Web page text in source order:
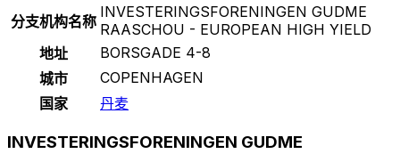
分支机构名称
INVESTERINGSFORENINGEN GUDME
RAASCHOU - EUROPEAN HIGH YIELD
地址
BORSGADE 4-8
城市
COPENHAGEN
国家
丹麦
INVESTERINGSFORENINGEN GUDME